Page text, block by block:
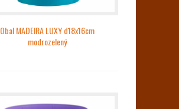
Obal MADEIRA LUXY d18x16cm
modrozelený